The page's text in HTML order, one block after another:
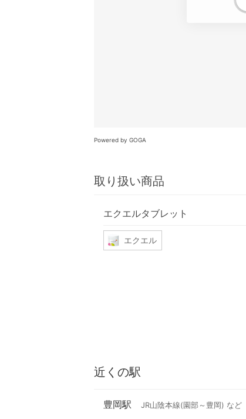
Powered by GOGA
取り扱い商品
エクエルタブレット
エクエル
近くの駅
豊岡駅 JR山陰本線(園部～豊岡) など